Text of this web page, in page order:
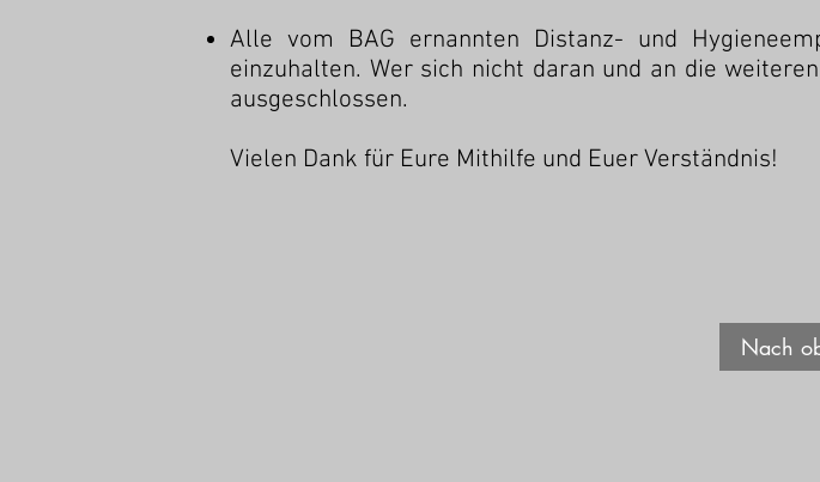
Alle vom BAG ernannten Distanz- und
einzuhalten. Wer sich nicht daran und an die
ausgeschlossen.
Vielen Dank für Eure Mithilfe und Euer Verständnis!
Nach